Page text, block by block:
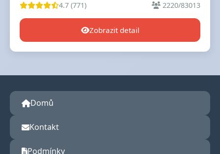
4.7 (771) 2220/83013
Zobrazit detail
Domů
Kontakt
Podmínky